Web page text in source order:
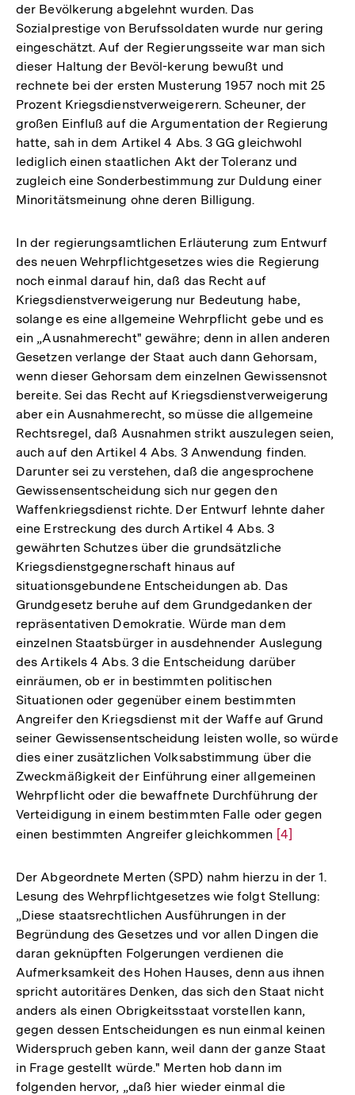
der Bevölkerung abgelehnt wurden. Das
Sozialprestige von Berufssoldaten wurde nur gering
eingeschätzt. Auf der Regierungsseite war man sich
dieser Haltung der Bevöl-kerung bewußt und
rechnete bei der ersten Musterung 1957 noch mit 25
Prozent Kriegsdienstverweigerern. Scheuner, der
großen Einfluß auf die Argumentation der Regierung
hatte, sah in dem Artikel 4 Abs. 3 GG gleichwohl
lediglich einen staatlichen Akt der Toleranz und
zugleich eine Sonderbestimmung zur Duldung einer
Minoritätsmeinung ohne deren Billigung.
In der regierungsamtlichen Erläuterung zum Entwurf
des neuen Wehrpflichtgesetzes wies die Regierung
noch einmal darauf hin, daß das Recht auf
Kriegsdienstverweigerung nur Bedeutung habe,
solange es eine allgemeine Wehrpflicht gebe und es
ein „Ausnahmerecht" gewähre; denn in allen anderen
Gesetzen verlange der Staat auch dann Gehorsam,
wenn dieser Gehorsam dem einzelnen Gewissensnot
bereite. Sei das Recht auf Kriegsdienstverweigerung
aber ein Ausnahmerecht, so müsse die allgemeine
Rechtsregel, daß Ausnahmen strikt auszulegen seien,
auch auf den Artikel 4 Abs. 3 Anwendung finden.
Darunter sei zu verstehen, daß die angesprochene
Gewissensentscheidung sich nur gegen den
Waffenkriegsdienst richte. Der Entwurf lehnte daher
eine Erstreckung des durch Artikel 4 Abs. 3
gewährten Schutzes über die grundsätzliche
Kriegsdienstgegnerschaft hinaus auf
situationsgebundene Entscheidungen ab. Das
Grundgesetz beruhe auf dem Grundgedanken der
repräsentativen Demokratie. Würde man dem
einzelnen Staatsbürger in ausdehnender Auslegung
des Artikels 4 Abs. 3 die Entscheidung darüber
einräumen, ob er in bestimmten politischen
Situationen oder gegenüber einem bestimmten
Angreifer den Kriegsdienst mit der Waffe auf Grund
seiner Gewissensentscheidung leisten wolle, so würde
dies einer zusätzlichen Volksabstimmung über die
Zweckmäßigkeit der Einführung einer allgemeinen
Wehrpflicht oder die bewaffnete Durchführung der
Verteidigung in einem bestimmten Falle oder gegen
einen bestimmten Angreifer gleichkommen Zur
der
Fußnote
[4]
Der Abgeordnete Merten (SPD) nahm hierzu in der 1.
Lesung des Wehrpflichtgesetzes wie folgt Stellung:
„Diese staatsrechtlichen Ausführungen in der
Begründung des Gesetzes und vor allen Dingen die
daran geknüpften Folgerungen verdienen die
Aufmerksamkeit des Hohen Hauses, denn aus ihnen
spricht autoritäres Denken, das sich den Staat nicht
anders als einen Obrigkeitsstaat vorstellen kann,
gegen dessen Entscheidungen es nun einmal keinen
Widerspruch geben kann, weil dann der ganze Staat
in Frage gestellt würde." Merten hob dann im
folgenden hervor, „daß hier wieder einmal die